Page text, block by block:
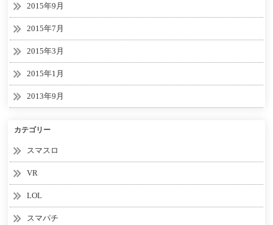
2015年9月
2015年7月
2015年3月
2015年1月
2013年9月
カテゴリー
スマスロ
VR
LOL
スマパチ